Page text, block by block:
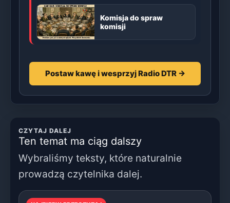
Komisja do spraw
komisji
Postaw kawę i wesprzyj Radio DTR →
CZYTAJ DALEJ
Ten temat ma ciąg dalszy
Wybraliśmy teksty, które naturalnie
prowadzą czytelnika dalej.